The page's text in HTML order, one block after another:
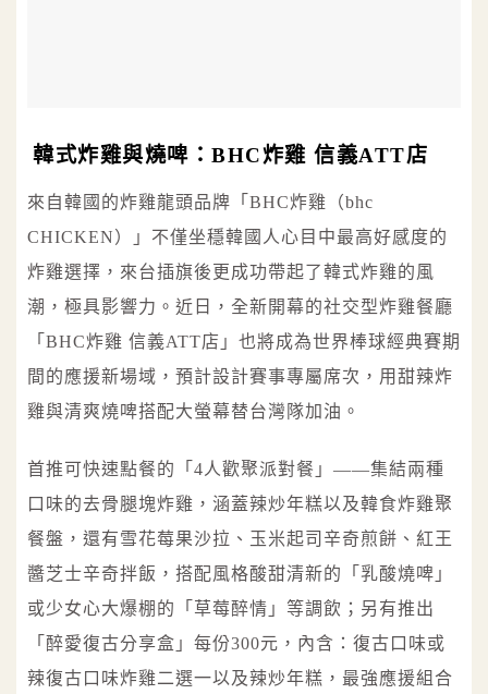
韓式炸雞與燒啤：BHC炸雞 信義ATT店
來自韓國的炸雞龍頭品牌「BHC炸雞（bhc
CHICKEN）」不僅坐穩韓國人心目中最高好感度的
炸雞選擇，來台插旗後更成功帶起了韓式炸雞的風
潮，極具影響力。近日，全新開幕的社交型炸雞餐廳
「BHC炸雞 信義ATT店」也將成為世界棒球經典賽期
間的應援新場域，預計設計賽事專屬席次，用甜辣炸
雞與清爽燒啤搭配大螢幕替台灣隊加油。
首推可快速點餐的「4人歡聚派對餐」——集結兩種
口味的去骨腿塊炸雞，涵蓋辣炒年糕以及韓食炸雞聚
餐盤，還有雪花莓果沙拉、玉米起司辛奇煎餅、紅王
醬芝士辛奇拌飯，搭配風格酸甜清新的「乳酸燒啤」
或少女心大爆棚的「草莓醉情」等調飲；另有推出
「醉愛復古分享盒」每份300元，內含：復古口味或
辣復古口味炸雞二選一以及辣炒年糕，最強應援組合